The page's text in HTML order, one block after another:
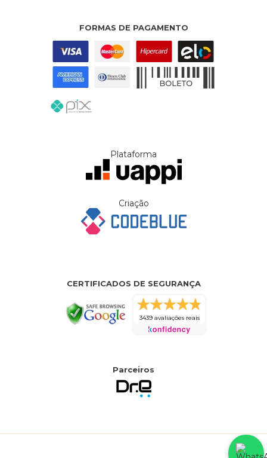
FORMAS DE PAGAMENTO
Plataforma
Criação
CERTIFICADOS DE SEGURANÇA
3439 avaliações reais
Parceiros